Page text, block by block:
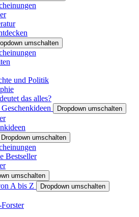
umschalten
und Politik
das alles?
Dropdown umschalten
Dropdown umschalten
Bestseller
umschalten
A bis Z Dropdown umschalten